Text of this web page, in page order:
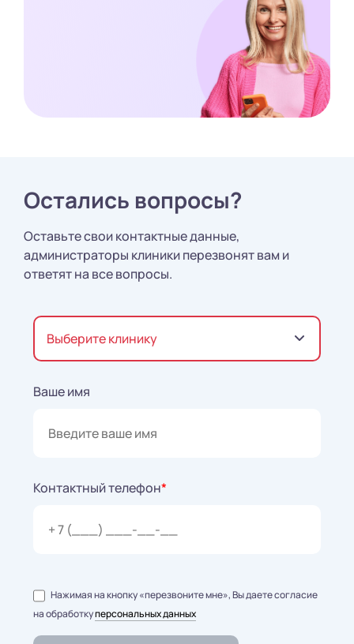
Остались вопросы?
Оставьте свои контактные данные,
администраторы клиники перезвонят вам и
ответят на все вопросы.
Выберите клинику
Ваше имя
Контактный телефон*
Нажимая на кнопку «перезвоните мне», Вы даете согласие
на обработкуперсональных данных